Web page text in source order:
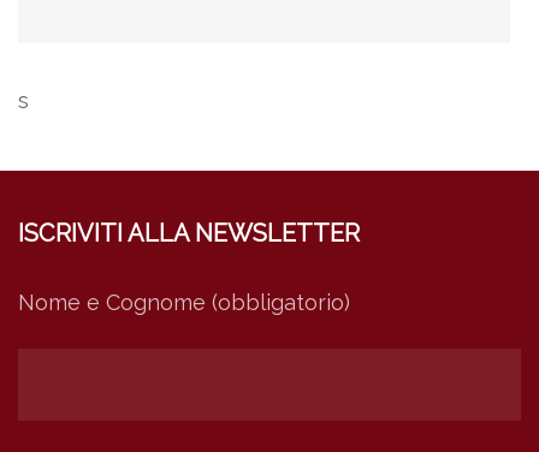
s
ISCRIVITI ALLA NEWSLETTER
Nome e Cognome (obbligatorio)